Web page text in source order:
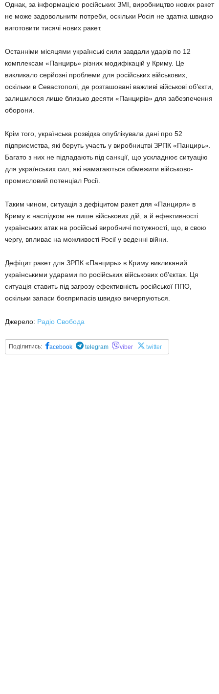
Однак, за інформацією російських ЗМІ, виробництво нових ракет
не може задовольнити потреби, оскільки Росія не здатна швидко
виготовити тисячі нових ракет.
Останніми місяцями українські сили завдали ударів по 12
комплексам «Панцирь» різних модифікацій у Криму. Це
викликало серйозні проблеми для російських військових,
оскільки в Севастополі, де розташовані важливі військові об’єкти,
залишилося лише близько десяти «Панцирів» для забезпечення
оборони.
Крім того, українська розвідка опублікувала дані про 52
підприємства, які беруть участь у виробництві ЗРПК «Панцирь».
Багато з них не підпадають під санкції, що ускладнює ситуацію
для українських сил, які намагаються обмежити військово-
промисловий потенціал Росії.
Таким чином, ситуація з дефіцитом ракет для «Панциря» в
Криму є наслідком не лише військових дій, а й ефективності
українських атак на російські виробничі потужності, що, в свою
чергу, впливає на можливості Росії у веденні війни.
Дефіцит ракет для ЗРПК «Панцирь» в Криму викликаний
українськими ударами по російських військових об'єктах. Ця
ситуація ставить під загрозу ефективність російської ППО,
оскільки запаси боєприпасів швидко вичерпуються.
Джерело: Радіо Свобода
Поділитись: acebook telegram viber twitter